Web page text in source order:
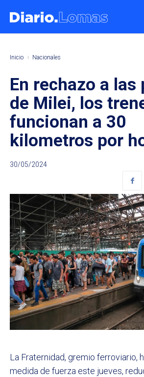
Inicio Nacionales
En rechazo a
de Milei, los
funcionan a 30
kilometros por
30/05/2024
La Fraternidad, gremio ferroviario,
medida de fuerza este jueves,